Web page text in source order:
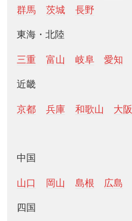
群馬
茨城 長野
東海・北陸
三重 富山 岐阜 愛知
近畿
京都 兵庫 和歌山 大阪
中国
山口 岡山 島根 広島
四国